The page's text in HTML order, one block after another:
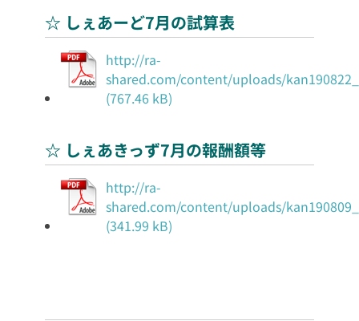
☆ しぇあーど7月の試算表
http://ra-
shared.com/content/uploads/
☆ しぇあきっず7月の報酬額等
http://ra-
shared.com/content/uploads/